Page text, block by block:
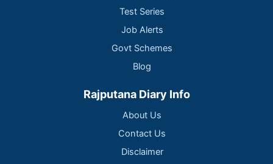
Test Series
Job Alerts
Govt Schemes
Blog
Rajputana Diary Info
About Us
Contact Us
Disclaimer